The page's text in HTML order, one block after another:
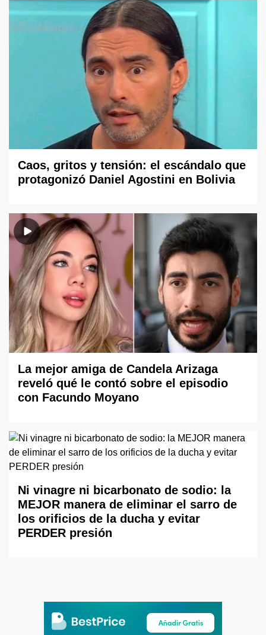
Caos, gritos y tensión: el escándalo que
protagonizó Daniel Agostini en Bolivia
La mejor amiga de Candela Arizaga
reveló qué le contó sobre el episodio
con Facundo Moyano
Ni vinagre ni bicarbonato de sodio: la
MEJOR manera de eliminar el sarro de
los orificios de la ducha y evitar
PERDER presión